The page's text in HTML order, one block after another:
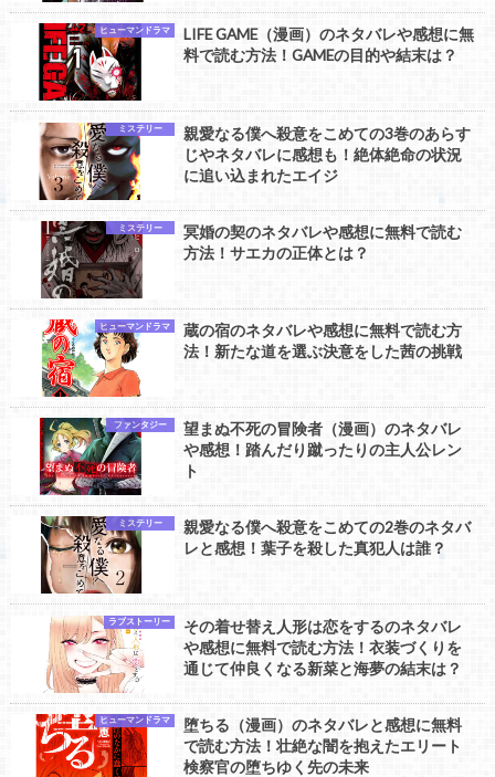
ヒューマンドラマ
LIFE GAME（漫画）のネタバレや感想に無
料で読む方法！GAMEの目的や結末は？
ミステリー
親愛なる僕へ殺意をこめての3巻のあらす
じやネタバレに感想も！絶体絶命の状況
に追い込まれたエイジ
ミステリー
冥婚の契のネタバレや感想に無料で読む
方法！サエカの正体とは？
ヒューマンドラマ
蔵の宿のネタバレや感想に無料で読む方
法！新たな道を選ぶ決意をした茜の挑戦
ファンタジー
望まぬ不死の冒険者（漫画）のネタバレ
や感想！踏んだり蹴ったりの主人公レン
ト
ミステリー
親愛なる僕へ殺意をこめての2巻のネタバ
レと感想！葉子を殺した真犯人は誰？
ラブストーリー
その着せ替え人形は恋をするのネタバレ
や感想に無料で読む方法！衣装づくりを
通じて仲良くなる新菜と海夢の結末は？
ヒューマンドラマ
堕ちる（漫画）のネタバレと感想に無料
で読む方法！壮絶な闇を抱えたエリート
検察官の堕ちゆく先の未来